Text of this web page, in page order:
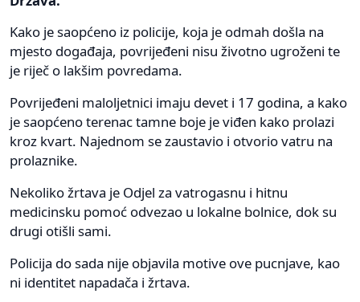
Kako je saopćeno iz policije, koja je odmah došla na
mjesto događaja, povrijeđeni nisu životno ugroženi te
je riječ o lakšim povredama.
Povrijeđeni maloljetnici imaju devet i 17 godina, a kako
je saopćeno terenac tamne boje je viđen kako prolazi
kroz kvart. Najednom se zaustavio i otvorio vatru na
prolaznike.
Nekoliko žrtava je Odjel za vatrogasnu i hitnu
medicinsku pomoć odvezao u lokalne bolnice, dok su
drugi otišli sami.
Policija do sada nije objavila motive ove pucnjave, kao
ni identitet napadača i žrtava.